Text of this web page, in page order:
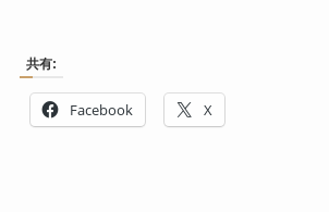
共有:
Facebook X